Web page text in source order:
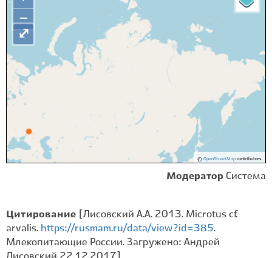
−
© OpenStreetMapcontributors.
⤢
Модератор Система
Цитирование
[Лисовский А.А. 2013. Microtus cf.
arvalis. https://rusmam.ru/data/view?id=385.
Млекопитающие России. Загружено: Андрей